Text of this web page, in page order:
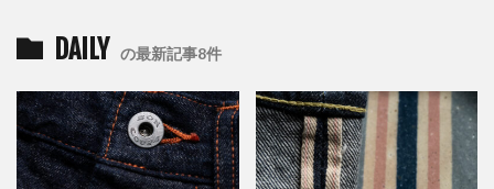
DAILY の最新記事8件